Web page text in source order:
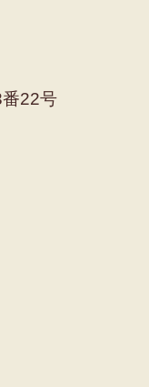
22号